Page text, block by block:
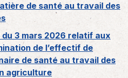
de santé au travail des
3 mars 2026 relatif aux
de l’effectif de
de santé au travail des
agriculture